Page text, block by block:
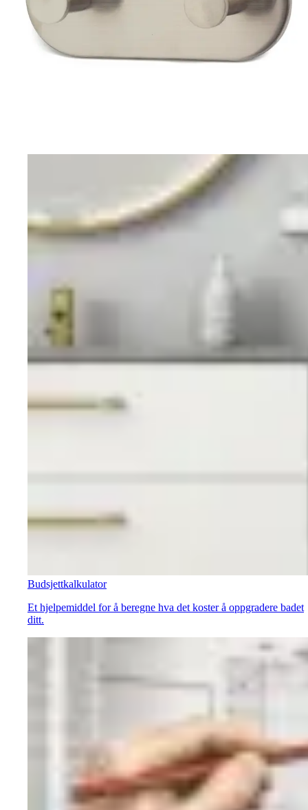
Budsjettkalkulator
Et hjelpemiddel for å beregne hva det koster å oppgradere badet
ditt.